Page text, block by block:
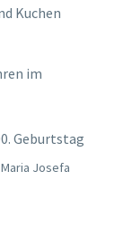
Kuchen
im
Josefa